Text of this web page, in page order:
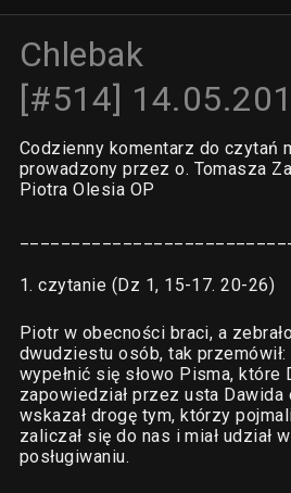
Chlebak
[#514]
Codzienny komentarz do czytań
prowadzony przez o. Tomasza
Piotra Olesia OP
1. czytanie (Dz 1, 15-17. 20-26)
Piotr w obecności braci, a
dwudziestu osób, tak przemówił:
wypełnić się słowo Pisma, które
zapowiedział przez usta Dawida
wskazał drogę tym, którzy
zaliczał się do nas i miał udział
posługiwaniu.